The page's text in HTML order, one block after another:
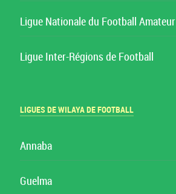
Ligue Nationale du Football Amateur
Ligue Inter-Régions de Football
LIGUES DE WILAYA DE FOOTBALL
Annaba
Guelma